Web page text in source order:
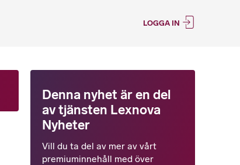
LOGGA IN
Denna nyhet är en del
av tjänsten Lexnova
Nyheter
Vill du ta del av mer av vårt
premiuminnehåll med över